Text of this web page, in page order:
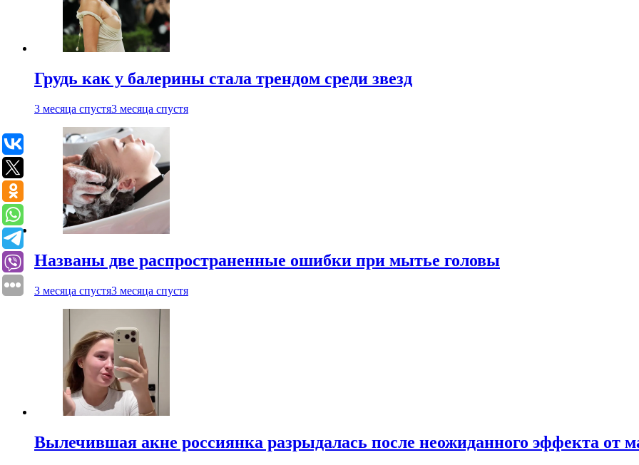
Грудь как у балерины стала трендом среди звезд
3 месяца спустя3 месяца спустя
Названы две распространенные ошибки при мытье головы
3 месяца спустя3 месяца спустя
Вылечившая акне россиянка разрыдалась после неожиданного эффекта от